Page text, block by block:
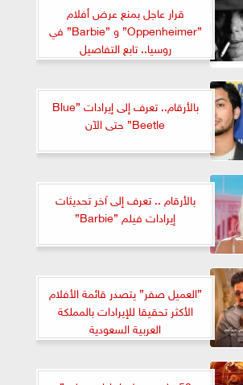
قرار عاجل بمنع عرض أفلام
”Oppenheimer” و ”Barbie” في
روسيا.. تابع التفاصيل
بالأرقام.. تعرف إلى إيرادات ”Blue
Beetle” حتى الآن
بالأرقام .. تعرف إلى آخر تحديثات
إيرادات فيلم ”Barbie”
”العميل صفر” يتصدر قائمة الأفلام
الأكثر تحقيقا للإيرادات بالمملكة
العربية السعودية